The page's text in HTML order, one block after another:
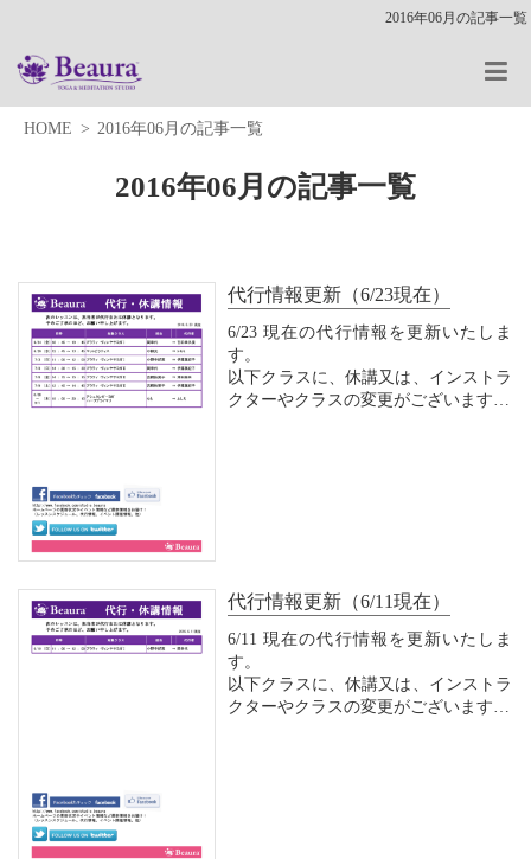
2016年06月の記事一覧
HOME 2016年06月の記事一覧
2016年06月の記事一覧
代行情報更新（6/23現在）
6/23 現在の代行情報を更新いたしま
す。
以下クラスに、休講又は、インストラ
クターやクラスの変更がございます。
す。
代行情報更新（6/11現在）
6/11 現在の代行情報を更新いたしま
す。
以下クラスに、休講又は、インストラ
クターやクラスの変更がございます。